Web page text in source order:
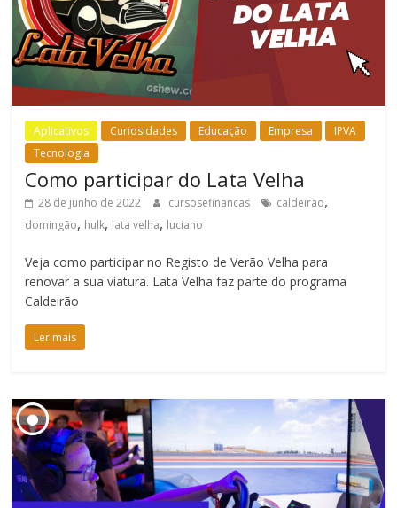
Aplicativos Curiosidades Educação Empresa
IPVA
Tecnologia
Como participar do Lata Velha
28 de junho de 2022 cursosefinancas caldeirão,
domingão, hulk, lata velha, luciano
Veja como participar no Registo de Verão Velha para
renovar a sua viatura. Lata Velha faz parte do programa
Caldeirão
Ler mais